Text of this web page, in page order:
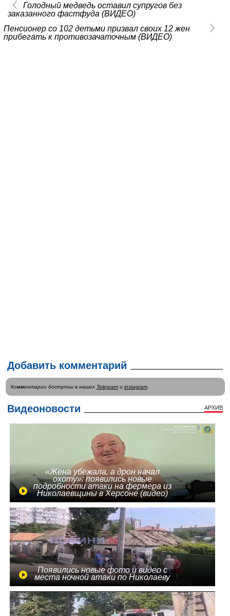
Голодный медведь оставил супругов без
заказанного фастфуда (ВИДЕО)
Пенсионер со 102 детьми призвал своих 12 жен
прибегать к противозачаточным (ВИДЕО)
Добавить комментарий
Комментарии доступны в наших Telegramи instagram.
Видеоновости АРХИВ
«Жена убежала, а дрон начал
охоту»: появились новые
подробности атаки на фермера из
Николаевщины в Херсоне (видео)
Появились новые фото и видео с
места ночной атаки по Николаеву